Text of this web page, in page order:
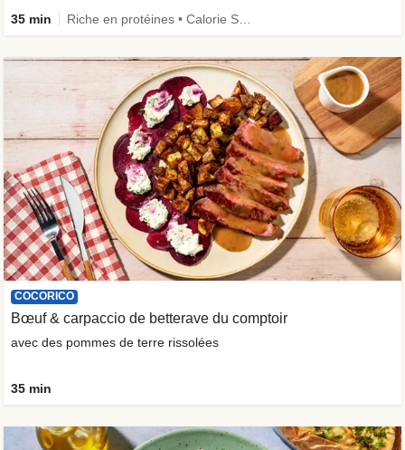
35 min
COCORICO
Bœuf & carpaccio de betterave du comptoir
avec des pommes de terre rissolées
35 min